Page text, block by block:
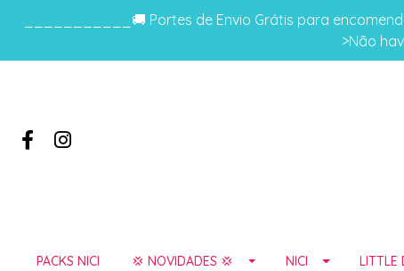
___________🚚 Portes de Envio Grátis para
>Não
PACKS NICI 💢 NOVIDADES 💢 NICI LITTLE